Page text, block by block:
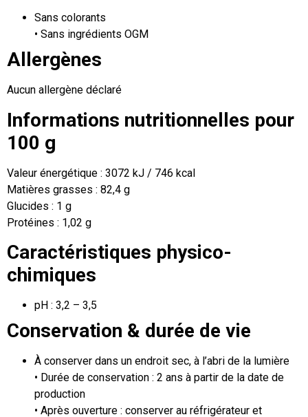
Sans colorants
• Sans ingrédients OGM
Allergènes
Aucun allergène déclaré
Informations nutritionnelles pour
100 g
Valeur énergétique : 3072 kJ / 746 kcal
Matières grasses : 82,4 g
Glucides : 1 g
Protéines : 1,02 g
Caractéristiques physico-
chimiques
pH : 3,2 – 3,5
Conservation & durée de vie
À conserver dans un endroit sec, à l’abri de la lumière
• Durée de conservation : 2 ans à partir de la date de
production
• Après ouverture : conserver au réfrigérateur et